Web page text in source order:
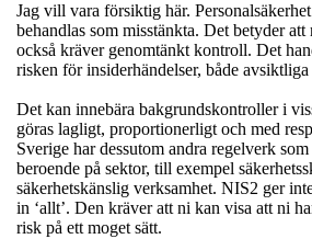
Jag vill vara försiktig här.
behandlas som misstänkta. Det betyder
också kräver genomtänkt kontroll. Det
risken för insiderhändelser, både
Det kan innebära bakgrundskontroller i
göras lagligt, proportionerligt och med
Sverige har dessutom andra regelverk
beroende på sektor, till exempel
säkerhetskänslig verksamhet. NIS2 ger
in ‘allt’. Den kräver att ni kan visa att ni
risk på ett moget sätt.